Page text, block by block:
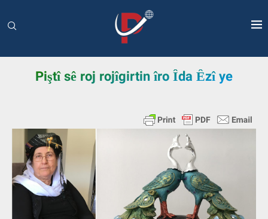
Piştî sê roj rojîgirtin îro Îda Êzî ye